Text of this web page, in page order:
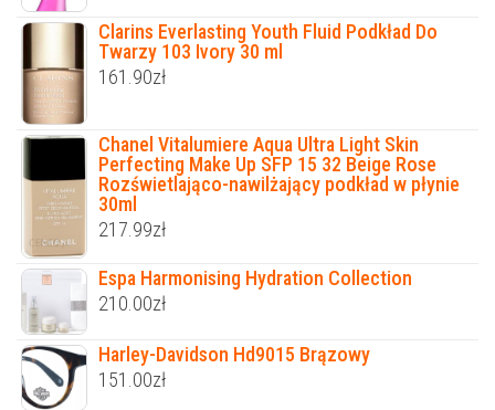
Clarins Everlasting Youth Fluid Podkład Do
Twarzy 103 Ivory 30 ml
161.90zł
Chanel Vitalumiere Aqua Ultra Light Skin
Perfecting Make Up SFP 15 32 Beige Rose
Rozświetlająco-nawilżający podkład w płynie
30ml
217.99zł
Espa Harmonising Hydration Collection
210.00zł
Harley-Davidson Hd9015 Brązowy
151.00zł